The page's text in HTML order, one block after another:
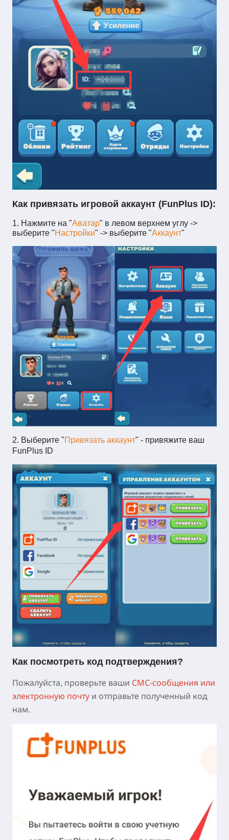
Как привязать игровой аккаунт (FunPlus ID):
1. Нажмите на "Аватар" в левом верхнем углу ->
выберите "Настройки" -> выберите "Аккаунт"
2. Выберите "Привязать аккаунт" - привяжите ваш
FunPlus ID
Как посмотреть код подтверждения?
Пожалуйста, проверьте ваши СМС-сообщения или
электронную почту и отправьте полученный код
нам.